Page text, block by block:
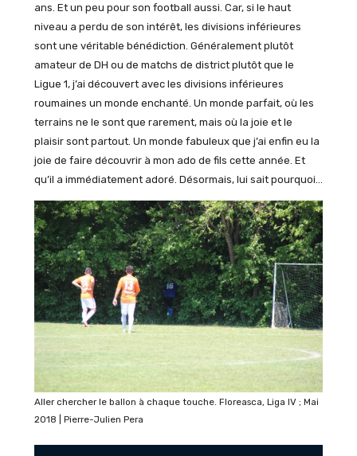
ans. Et un peu pour son football aussi. Car, si le haut
niveau a perdu de son intérêt, les divisions inférieures
sont une véritable bénédiction. Généralement plutôt
amateur de DH ou de matchs de district plutôt que le
Ligue 1, j’ai découvert avec les divisions inférieures
roumaines un monde enchanté. Un monde parfait, où les
terrains ne le sont que rarement, mais où la joie et le
plaisir sont partout. Un monde fabuleux que j’ai enfin eu la
joie de faire découvrir à mon ado de fils cette année. Et
qu’il a immédiatement adoré. Désormais, lui sait pourquoi…
Aller chercher le ballon à chaque touche. Floreasca, Liga IV ; Mai
2018 | Pierre-Julien Pera